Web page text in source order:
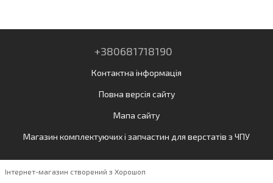
+380681718190
Контактна інформація
Повна версія сайту
Мапа сайту
Магазин комплектуючих і запчастин для верстатів з ЧПУ
Інтернет-магазин створений з Хорошоп